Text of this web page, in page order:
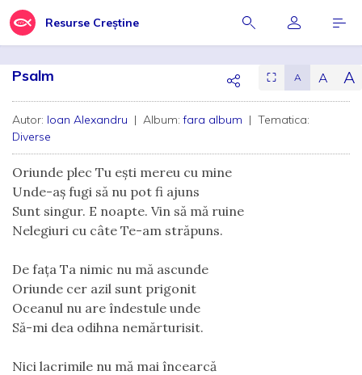
Resurse Creștine
Psalm ⛶ A A A
Autor: Ioan Alexandru | Album:fara album | Tematica:
Diverse
Oriunde plec Tu eşti mereu cu mine
Unde-aş fugi să nu pot fi ajuns
Sunt singur. E noapte. Vin să mă ruine
Nelegiuri cu câte Te-am străpuns.
De faţa Ta nimic nu mă ascunde
Oriunde cer azil sunt prigonit
Oceanul nu are îndestule unde
Să-mi dea odihna nemărturisit.
Nici lacrimile nu mă mai încearcă